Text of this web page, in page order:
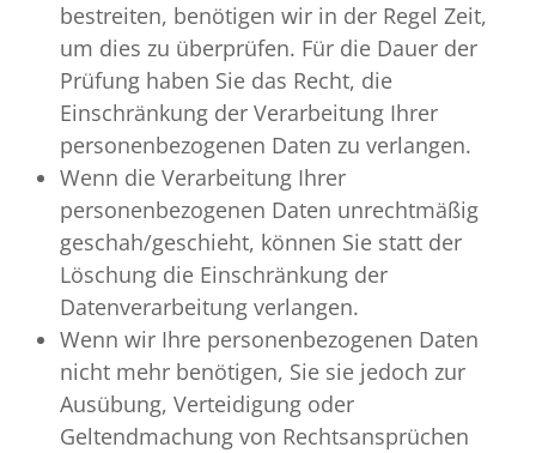
bestreiten, benötigen wir in der Regel Zeit,
um dies zu überprüfen. Für die Dauer der
Prüfung haben Sie das Recht, die
Einschränkung der Verarbeitung Ihrer
personenbezogenen Daten zu verlangen.
Wenn die Verarbeitung Ihrer
personenbezogenen Daten unrechtmäßig
geschah/geschieht, können Sie statt der
Löschung die Einschränkung der
Datenverarbeitung verlangen.
Wenn wir Ihre personenbezogenen Daten
nicht mehr benötigen, Sie sie jedoch zur
Ausübung, Verteidigung oder
Geltendmachung von Rechtsansprüchen